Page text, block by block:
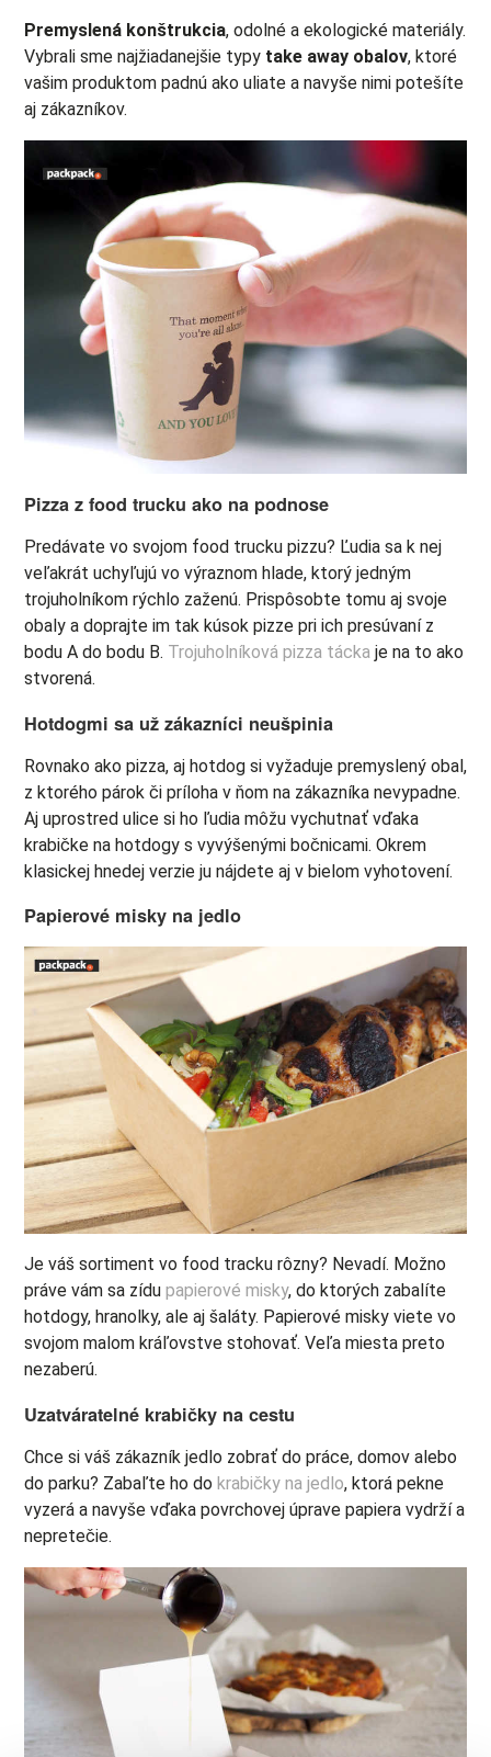
Premyslená konštrukcia, odolné a ekologické materiály.
Vybrali sme najžiadanejšie typy take away obalov, ktoré
vašim produktom padnú ako uliate a navyše nimi potešíte
aj zákazníkov.
Pizza z food trucku ako na podnose
Predávate vo svojom food trucku pizzu? Ľudia sa k nej
veľakrát uchyľujú vo výraznom hlade, ktorý jedným
trojuholníkom rýchlo zaženú. Prispôsobte tomu aj svoje
obaly a doprajte im tak kúsok pizze pri ich presúvaní z
bodu A do bodu B. Trojuholníková pizza tácka je na to ako
stvorená.
Hotdogmi sa už zákazníci neušpinia
Rovnako ako pizza, aj hotdog si vyžaduje premyslený obal,
z ktorého párok či príloha v ňom na zákazníka nevypadne.
Aj uprostred ulice si ho ľudia môžu vychutnať vďaka
krabičke na hotdogy s vyvýšenými bočnicami. Okrem
klasickej hnedej verzie ju nájdete aj v bielom vyhotovení.
Papierové misky na jedlo
Je váš sortiment vo food tracku rôzny? Nevadí. Možno
práve vám sa zídu papierové misky, do ktorých zabalíte
hotdogy, hranolky, ale aj šaláty. Papierové misky viete vo
svojom malom kráľovstve stohovať. Veľa miesta preto
nezaberú.
Uzatváratelné krabičky na cestu
Chce si váš zákazník jedlo zobrať do práce, domov alebo
do parku? Zabaľte ho do krabičky na jedlo, ktorá pekne
vyzerá a navyše vďaka povrchovej úprave papiera vydrží a
nepretečie.